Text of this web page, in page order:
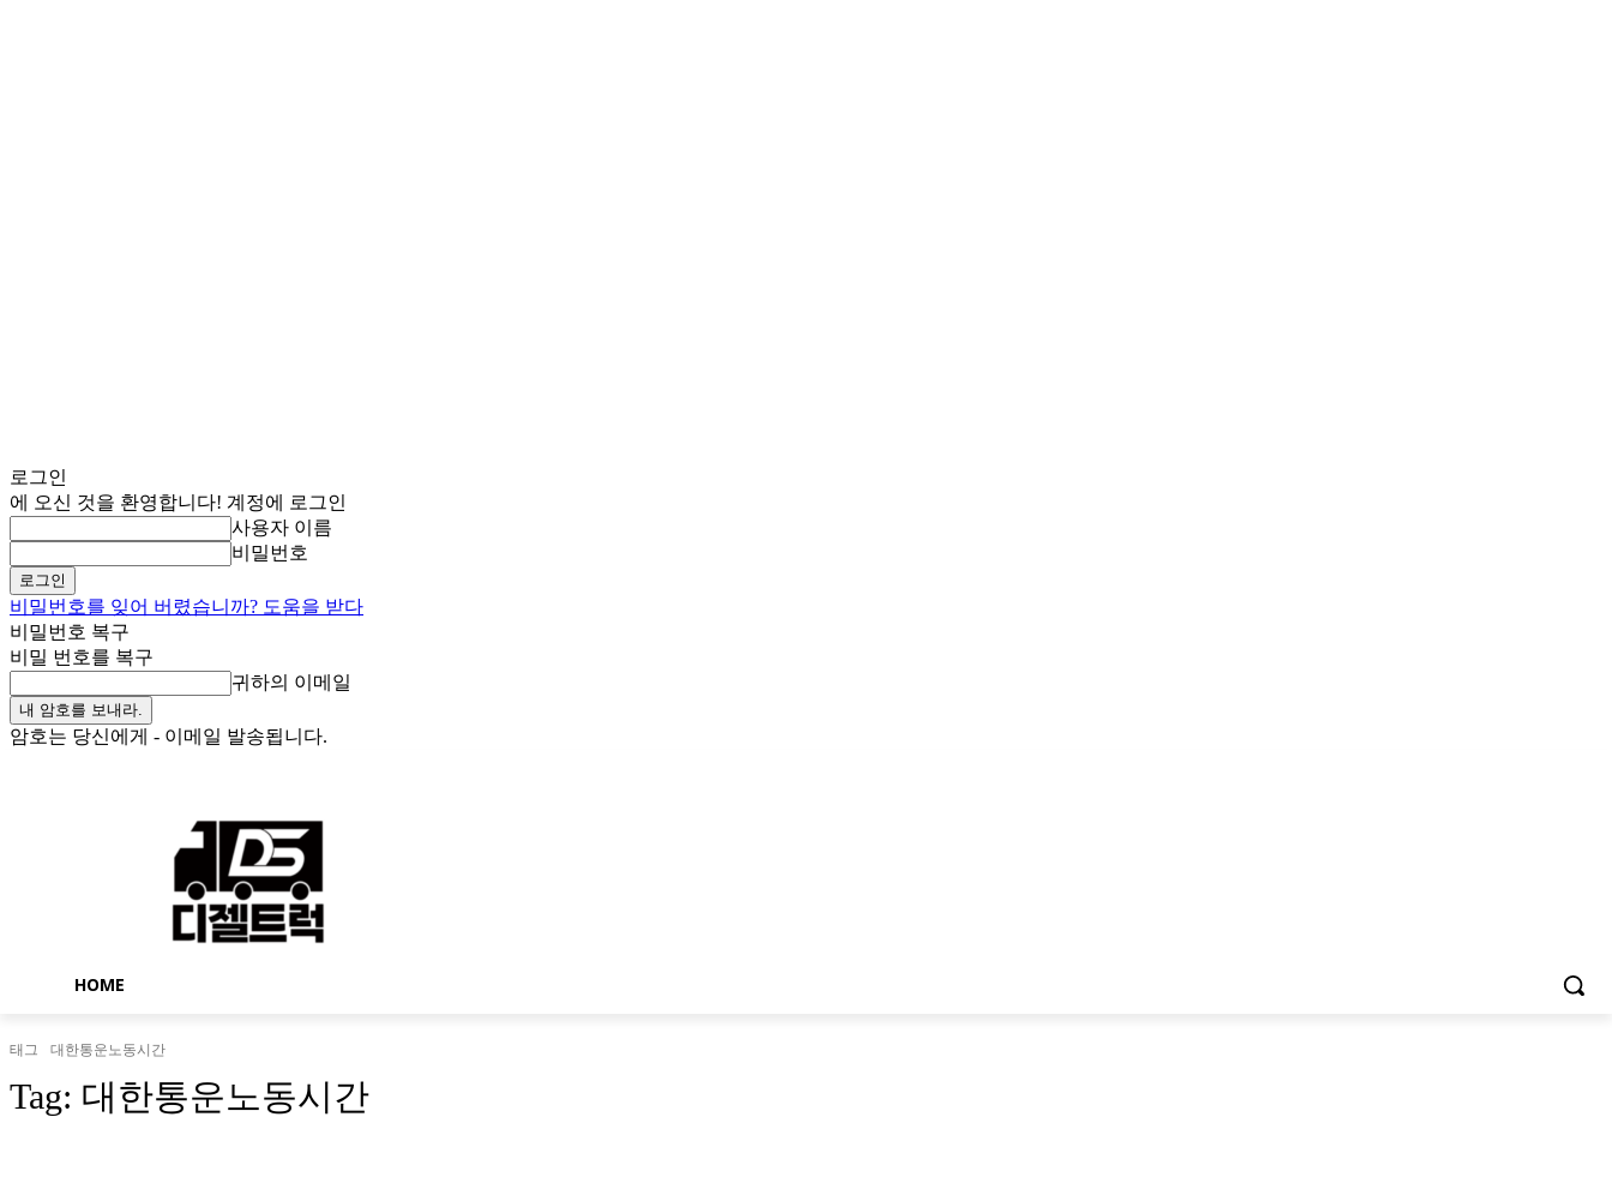
로그인
에 오신 것을 환영합니다! 계정에 로그인
사용자 이름
비밀번호
비밀번호를 잊어 버렸습니까? 도움을 받다
비밀번호 복구
비밀 번호를 복구
귀하의 이메일
암호는 당신에게 - 이메일 발송됩니다.
HOME
태그 대한통운노동시간
Tag: 대한통운노동시간